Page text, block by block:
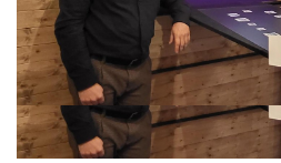
Artikel: Gazet Van